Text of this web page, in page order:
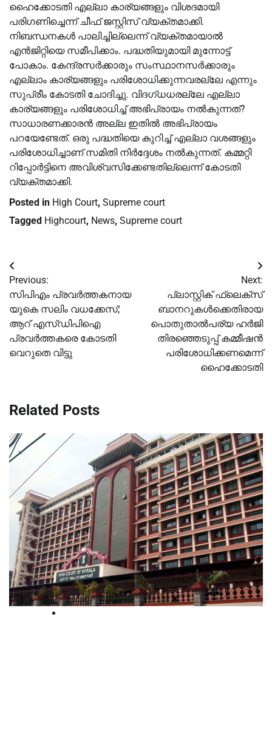
ഹൈക്കോടതി എല്ലാ കാര്യങ്ങളും വിശദമായി
പരിഗണിച്ചെന്ന് ചീഫ് ജസ്റ്റിസ് വ്യക്തമാക്കി.
നിബന്ധനകൾ പാലിച്ചില്ലെന്ന് വ്യക്തമായാൽ
എൻജിറ്റിയെ സമീപിക്കാം. പദ്ധതിയുമായി മുന്നോട്ട്
പോകാം. കേന്ദ്രസർക്കാരും സംസ്ഥാനസർക്കാരും
എല്ലാം കാര്യങ്ങളും പരിശോധിക്കുന്നവരല്ലേ എന്നും
സുപ്രീം കോടതി ചോദിച്ചു. വിദഗ്ധധരല്ലേ എല്ലാ
കാര്യങ്ങളും പരിശോധിച്ച് അഭിപ്രായം നൽകുന്നത്?
സാധാരണക്കാരൻ അല്ല ഇതിൽ അഭിപ്രായം
പറയേണ്ടേത്. ഒരു പദ്ധതിയെ കുറിച്ച് എല്ലാ വശങ്ങളും
പരിശോധിച്ചാണ് സമിതി നിർദ്ദേശം നൽകുന്നത്. കമ്മറ്റി
റിപ്പോർട്ടിനെ അവിശ്വസിക്കേണ്ടതില്ലെന്ന് കോടതി
വ്യക്തമാക്കി.
Posted in High Court, Supreme court
Tagged Highcourt, News, Supreme court
Post
navigation
Previous:
സിപിഎം പ്രവര്‍ത്തകനായ
യുകെ സലിം വധക്കേസ്;
ആറ് എസ്ഡിപിഐ
പ്രവര്‍ത്തകരെ കോടതി
വെറുതെ വിട്ടു
Next:
പ്ലാസ്റ്റിക് ഫ്ലെക്സ്
ബാനറുകൾക്കെതിരായ
പൊതുതാൽപര്യ ഹർജി
തിരഞ്ഞെടുപ്പ് കമ്മീഷൻ
പരിശോധിക്കണമെന്ന്
ഹൈക്കോടതി
Related Posts